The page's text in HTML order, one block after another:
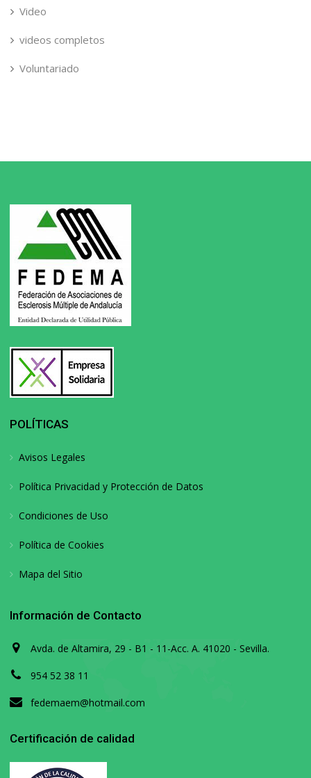
Video
videos completos
Voluntariado
POLÍTICAS
Avisos Legales
Política Privacidad y Protección de Datos
Condiciones de Uso
Política de Cookies
Mapa del Sitio
Información de Contacto
Avda. de Altamira, 29 - B1 - 11-Acc. A. 41020 - Sevilla.
954 52 38 11
fedemaem@hotmail.com
Certificación de calidad